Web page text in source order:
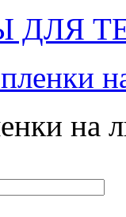
ДЛЯ
на